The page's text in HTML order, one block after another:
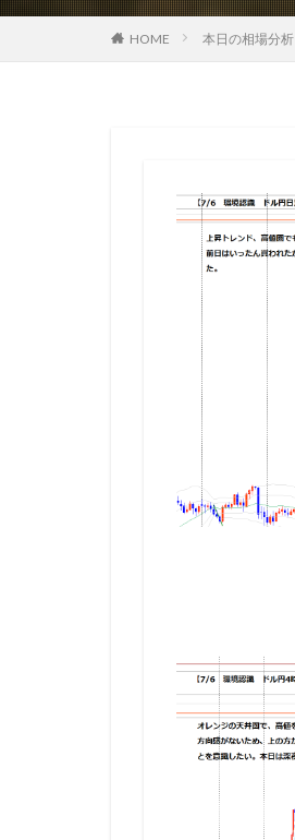
HOME 本日の相場分析